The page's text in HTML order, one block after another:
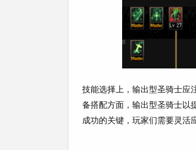
技能选择上，输出型圣骑士应
备搭配方面，输出型圣骑士以
成功的关键，玩家们需要灵活